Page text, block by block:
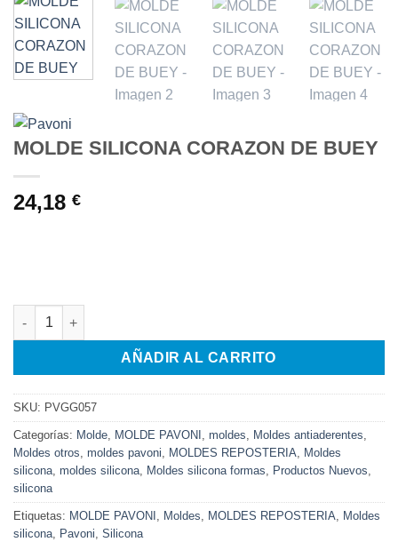
Añadir
a la
lista de
MOLDE SILICONA CORAZON DE BUEY
24,18 €
MOLDE SILICONA CORAZON DE BUEY cantidad
AÑADIR AL CARRITO
SKU: PVGG057
Categorías: Molde, MOLDE PAVONI , moldes, Moldes antiaderentes,
Moldes otros, moldes pavoni, MOLDES REPOSTERIA, Moldes
silicona, moldes silicona, Moldes silicona formas, Productos Nuevos,
silicona
Etiquetas: MOLDE PAVONI , Moldes, MOLDES REPOSTERIA, Moldes
silicona, Pavoni, Silicona